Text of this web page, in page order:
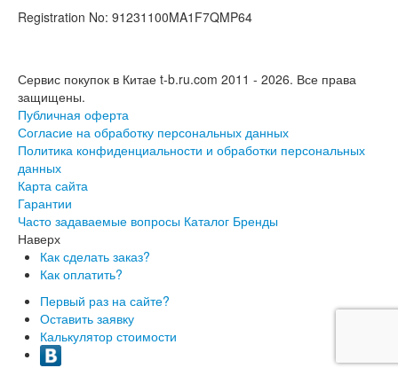
Registration No: 91231100MA1F7QMP64
Сервис покупок в Китае t-b.ru.com 2011 - 2026. Все права
защищены.
Публичная оферта
Согласие на обработку персональных данных
Политика конфиденциальности и обработки персональных
данных
Карта сайта
Гарантии
Часто задаваемые вопросы Каталог Бренды
Наверх
Как сделать заказ?
Как оплатить?
Первый раз на сайте?
Оставить заявку
Калькулятор стоимости